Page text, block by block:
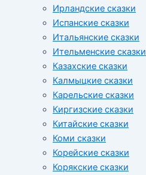
Ирландские сказки
Испанские сказки
Итальянские сказки
Ительменские сказки
Казахские сказки
Калмыцкие сказки
Карельские сказки
Киргизские сказки
Китайские сказки
Коми сказки
Корейские сказки
Корякские сказки